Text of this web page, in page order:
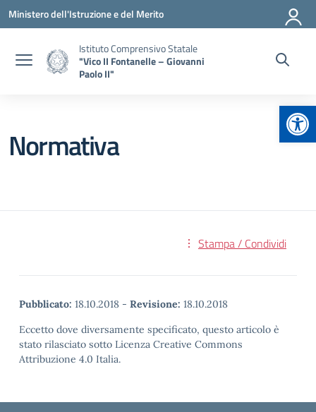
Vai ai contenuti
Vai al menu di navigazione
Vai al footer
Ministero dell'Istruzione e del Merito
Istituto Comprensivo Statale
"Vico II Fontanelle – Giovanni
Paolo II"
Normativa
Stampa / Condividi
Pubblicato: 18.10.2018 - Revisione: 18.10.2018
Eccetto dove diversamente specificato, questo articolo è
stato rilasciato sotto Licenza Creative Commons
Attribuzione 4.0 Italia.